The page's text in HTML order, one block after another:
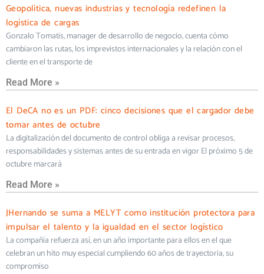
Geopolítica, nuevas industrias y tecnología redefinen la
logística de cargas
Gonzalo Tomatis, manager de desarrollo de negocio, cuenta cómo
cambiaron las rutas, los imprevistos internacionales y la relación con el
cliente en el transporte de
Read More »
El DeCA no es un PDF: cinco decisiones que el cargador debe
tomar antes de octubre
La digitalización del documento de control obliga a revisar procesos,
responsabilidades y sistemas antes de su entrada en vigor El próximo 5 de
octubre marcará
Read More »
JHernando se suma a MELYT como institución protectora para
impulsar el talento y la igualdad en el sector logístico
La compañía refuerza así, en un año importante para ellos en el que
celebran un hito muy especial cumpliendo 60 años de trayectoria, su
compromiso